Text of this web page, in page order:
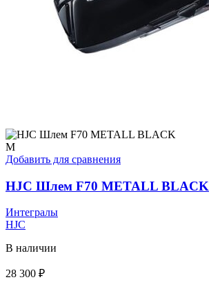
M
Добавить для сравнения
HJC Шлем F70 METALL BLACK
Интегралы
HJC
В наличии
28 300 ₽